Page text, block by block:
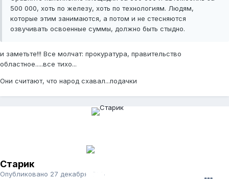
500 000, хоть по железу, хоть по технологиям. Людям,
которые этим занимаются, а потом и не стесняются
озвучивать освоенные суммы, должно быть стыдно.
и заметьте!!! Все молчат: прокуратура, правительство
областное.....все тихо...
Они считают, что народ схавал...подачки
Старик
Опубликовано 27 декабря, 2011